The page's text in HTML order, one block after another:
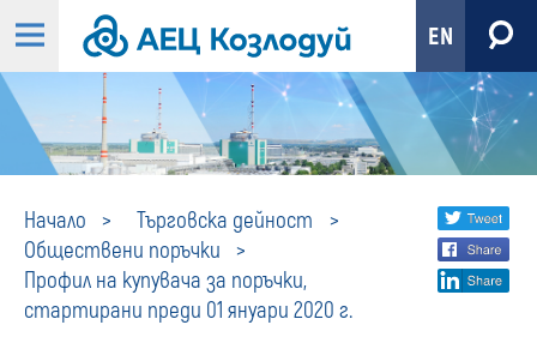
EN
Начало
Търговска дейност
Обществени поръчки
Профил на купувача за поръчки,
стартирани преди 01 януари 2020 г.
Профил
на
Share
social